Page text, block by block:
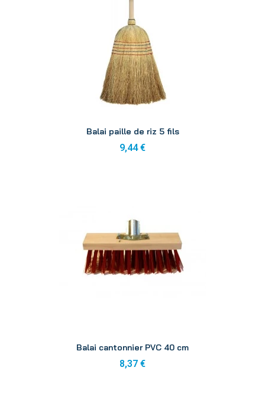
Balai paille de riz 5 fils
9,44 €
Balai cantonnier PVC 40 cm
8,37 €